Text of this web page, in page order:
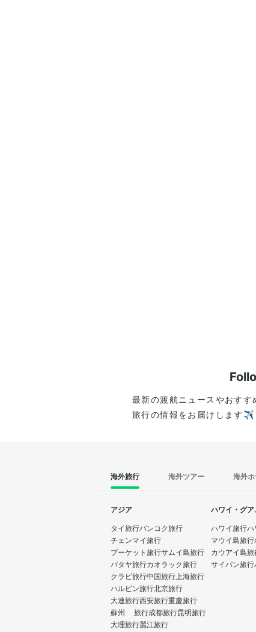
最新の渡航ニュースやおすす
旅行の情報をお届けします✈️
海外旅行 海外ツアー 海外
アジア
タイ旅行バンコク旅行
チェンマイ旅行
プーケット旅行サムイ島旅行
パタヤ旅行カオラック旅行
クラビ旅行中国旅行上海旅行
ハルビン旅行北京旅行
大連旅行西安旅行重慶旅行
蘇州 旅行成都旅行昆明旅行
大理旅行麗江旅行
ハワイ・グ
ハワイ旅行ハ
マウイ島旅行
カウアイ島旅
サイパン旅行